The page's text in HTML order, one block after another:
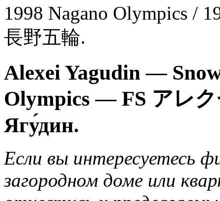
1998 Nagano Olympics /
長野五輪.
Alexei Yagudin —
Olympics — FS アレ
Ягу́дин.
Если вы интересуетесь
загородном доме или